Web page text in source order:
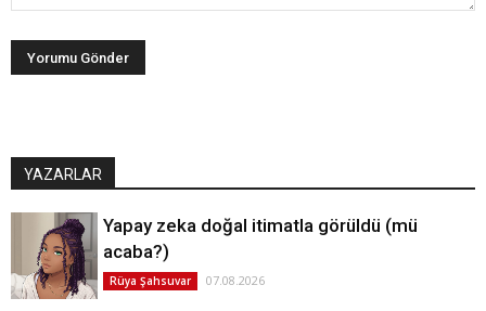
YAZARLAR
Yapay zeka doğal itimatla görüldü (mü
acaba?)
Rüya Şahsuvar 07.08.2026